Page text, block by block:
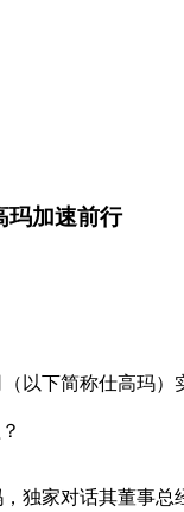
玛加速前行
下简称仕高玛）
家对话其董事总